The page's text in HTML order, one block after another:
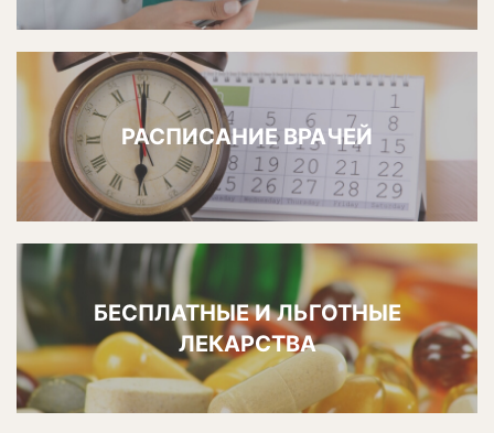
РАСПИСАНИЕ ВРАЧЕЙ
БЕСПЛАТНЫЕ И ЛЬГОТНЫЕ
ЛЕКАРСТВА